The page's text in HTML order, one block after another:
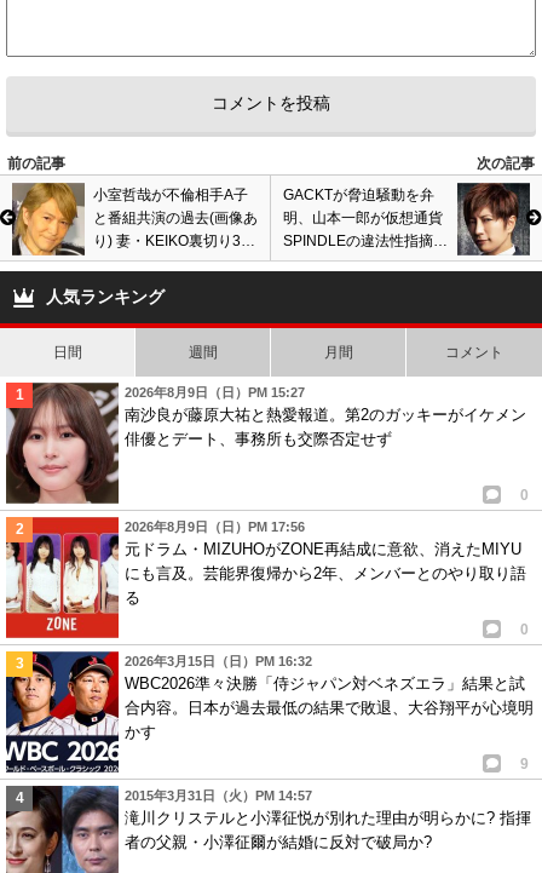
前の記事
次の記事
小室哲哉が不倫相手A子
と番組共演の過去(画像あ
り) 妻・KEIKO裏切り3年
交際? 週刊文春に浮気否
定も一緒に寝た…
GACKTが脅迫騒動を弁
明、山本一郎が仮想通貨
SPINDLEの違法性指摘に
危険な発言? 投資詐欺ト
人気ランキング
日間 週間 月間 コメント
2026年8月9日（日）PM 15:27
南沙良が藤原大祐と熱愛報道。第2のガッキーがイケメン
俳優とデート、事務所も交際否定せず
0
2026年8月9日（日）PM 17:56
元ドラム・MIZUHOがZONE再結成に意欲、消えたMIYU
にも言及。芸能界復帰から2年、メンバーとのやり取り語
る
0
2026年3月15日（日）PM 16:32
WBC2026準々決勝「侍ジャパン対ベネズエラ」結果と試
合内容。日本が過去最低の結果で敗退、大谷翔平が心境明
かす
9
2015年3月31日（火）PM 14:57
滝川クリステルと小澤征悦が別れた理由が明らかに? 指揮
者の父親・小澤征爾が結婚に反対で破局か?